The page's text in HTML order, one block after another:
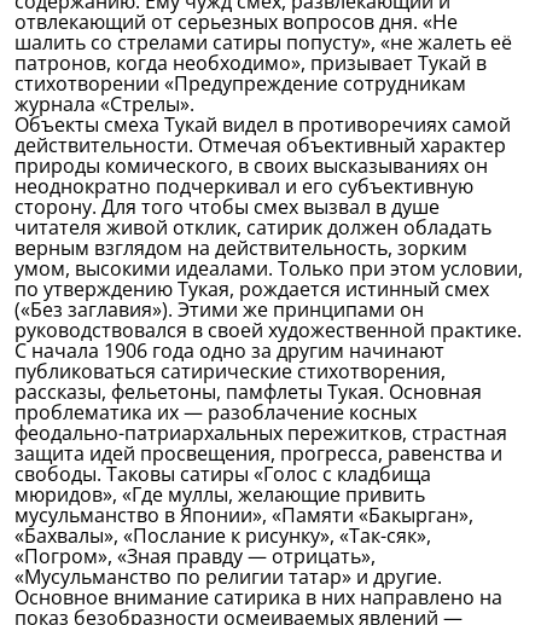
отвлекающий от серьезных вопросов дня. «Не
шалить со стрелами сатиры попусту», «не жалеть её
патронов, когда необходимо», призывает Тукай в
стихотворении «Предупреждение сотрудникам
журнала «Стрелы».
Объекты смеха Тукай видел в противоречиях самой
действительности. Отмечая объективный характер
природы комического, в своих высказываниях он
неоднократно подчеркивал и его субъективную
сторону. Для того чтобы смех вызвал в душе
читателя живой отклик, сатирик должен обладать
верным взглядом на действительность, зорким
умом, высокими идеалами. Только при этом условии,
по утверждению Тукая, рождается истинный смех
(«Без заглавия»). Этими же принципами он
руководствовался в своей художественной практике.
С начала 1906 года одно за другим начинают
публиковаться сатирические стихотворения,
рассказы, фельетоны, памфлеты Тукая. Основная
проблематика их — разоблачение косных
феодально-патриархальных пережитков, страстная
защита идей просвещения, прогресса, равенства и
свободы. Таковы сатиры «Голос с кладбища
мюридов», «Где муллы, желающие привить
мусульманство в Японии», «Памяти «Бакырган»,
«Бахвалы», «Послание к рисунку», «Так-сяк»,
«Погром», «Зная правду — отрицать»,
«Мусульманство по религии татар» и другие.
Основное внимание сатирика в них направлено на
показ безобразности осмеиваемых явлений —